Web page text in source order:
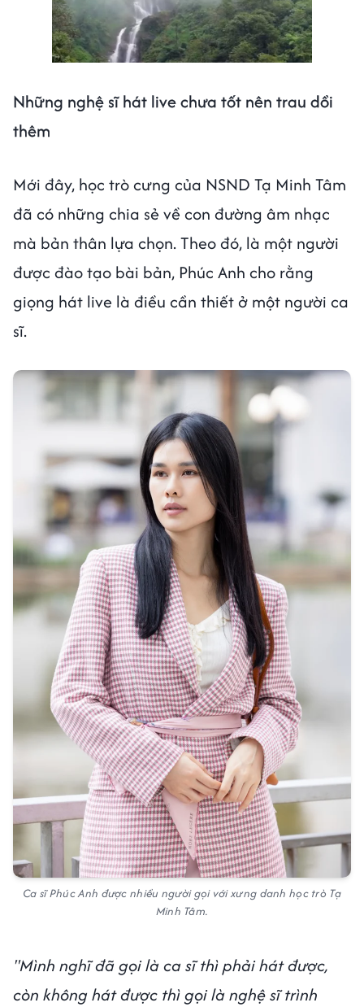
Những nghệ sĩ hát live chưa tốt nên trau dồi
thêm
Mới đây, học trò cưng của NSND Tạ Minh Tâm
đã có những chia sẻ về con đường âm nhạc
mà bản thân lựa chọn. Theo đó, là một người
được đào tạo bài bản, Phúc Anh cho rằng
giọng hát live là điều cần thiết ở một người ca
sĩ.
Ca sĩ Phúc Anh được nhiều người gọi với xưng danh học trò Tạ
Minh Tâm.
"Mình nghĩ đã gọi là ca sĩ thì phải hát được,
còn không hát được thì gọi là nghệ sĩ trình